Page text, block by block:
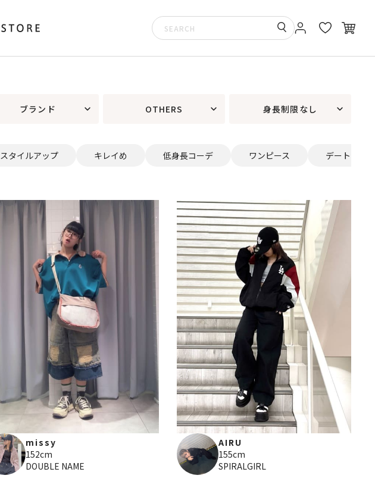
ブランド OTHERS 身長制限なし
スタイルアップ キレイめ 低身長コーデ ワンピース デート
missy
152cm
DOUBLE NAME
AIRU
155cm
SPIRALGIRL